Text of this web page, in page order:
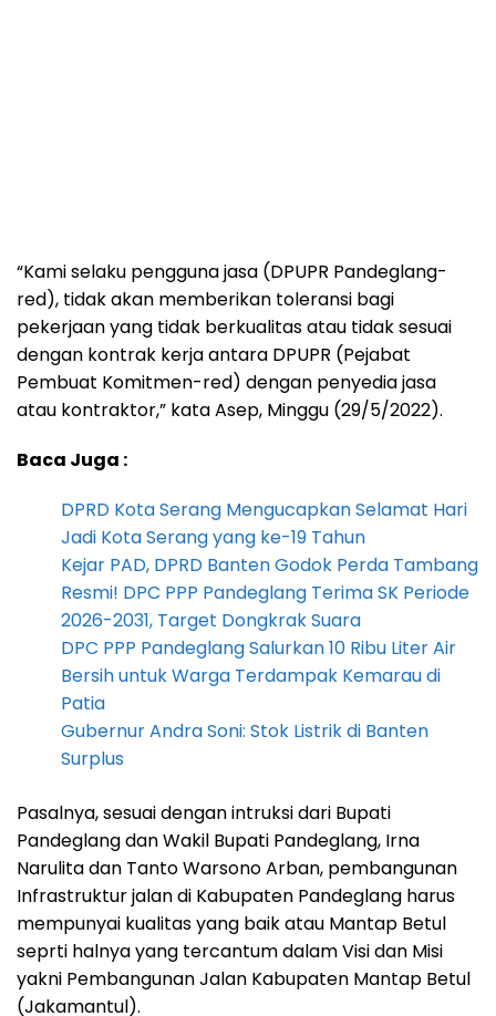
“Kami selaku pengguna jasa (DPUPR Pandeglang-
red), tidak akan memberikan toleransi bagi
pekerjaan yang tidak berkualitas atau tidak sesuai
dengan kontrak kerja antara DPUPR (Pejabat
Pembuat Komitmen-red) dengan penyedia jasa
atau kontraktor,” kata Asep, Minggu (29/5/2022).
Baca Juga :
DPRD Kota Serang Mengucapkan Selamat Hari
Jadi Kota Serang yang ke-19 Tahun
Kejar PAD, DPRD Banten Godok Perda Tambang
Resmi! DPC PPP Pandeglang Terima SK Periode
2026-2031, Target Dongkrak Suara
DPC PPP Pandeglang Salurkan 10 Ribu Liter Air
Bersih untuk Warga Terdampak Kemarau di
Patia
Gubernur Andra Soni: Stok Listrik di Banten
Surplus
Pasalnya, sesuai dengan intruksi dari Bupati
Pandeglang dan Wakil Bupati Pandeglang, Irna
Narulita dan Tanto Warsono Arban, pembangunan
Infrastruktur jalan di Kabupaten Pandeglang harus
mempunyai kualitas yang baik atau Mantap Betul
seprti halnya yang tercantum dalam Visi dan Misi
yakni Pembangunan Jalan Kabupaten Mantap Betul
(Jakamantul).